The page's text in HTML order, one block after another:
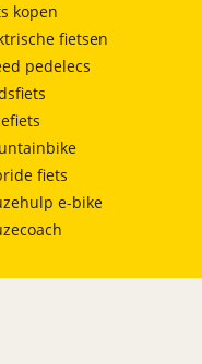
kopen
fietsen
pedelecs
fiets
e-bike